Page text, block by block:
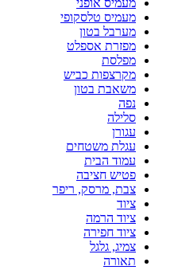
מעמיס טלסקופי
מערבל בטון
מפזרת אספלט
מפלסת
מקרצפות כביש
משאבת בטון
נפה
סלילה
עגורן
עגלת משטחים
עמוד הבית
פטיש חציבה
צבת, מרסק, ריפר
ציוד
ציוד הרמה
ציוד חפירה
צמיג, גלגל
תאורה